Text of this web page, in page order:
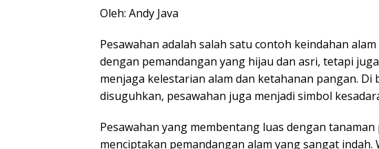
Oleh: Andy Java
Pesawahan adalah salah satu contoh keindahan
dengan pemandangan yang hijau dan asri, tetapi
menjaga kelestarian alam dan ketahanan pangan. Di
disuguhkan, pesawahan juga menjadi simbol
Pesawahan yang membentang luas dengan
menciptakan pemandangan alam yang sangat